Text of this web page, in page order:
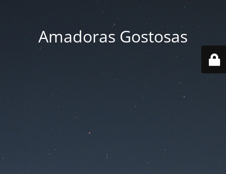
Amadoras Gostosas